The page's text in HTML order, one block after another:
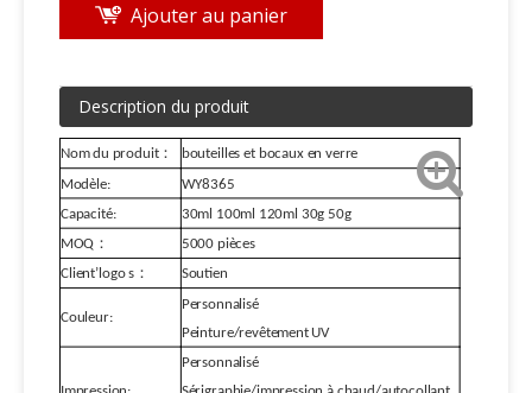
Ajouter au panier
Description du produit
Nom du produit： bouteilles et bocaux en verre
Modèle:
WY8365
Capacité:
30ml 100ml 120ml 30g 50g
MOQ：
5000 pièces
Client’logo s： Soutien
Couleur:
Personnalisé
Peinture/revêtement UV
Personnalisé